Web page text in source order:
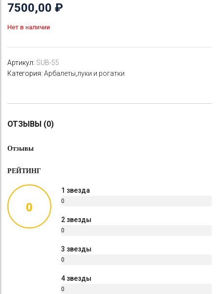
7500,00 ₽
Нет в наличии
Артикул: SUB-55
Категория: Арбалеты,луки и рогатки
ОТЗЫВЫ (0)
Отзывы
РЕЙТИНГ
0
1 звезда
0
2 звезды
0
3 звезды
0
4 звезды
0